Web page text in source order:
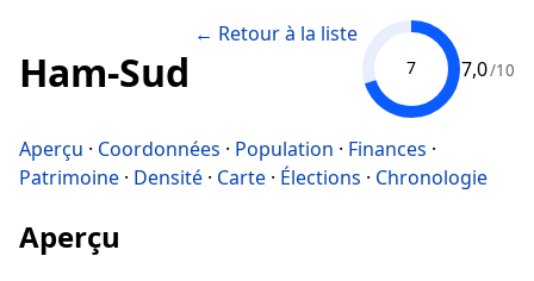
Ham-Sud
← Retour à la liste
7 7,0/10
Aperçu · Coordonnées · Population · Finances ·
Patrimoine · Densité · Carte · Élections · Chronologie
Aperçu